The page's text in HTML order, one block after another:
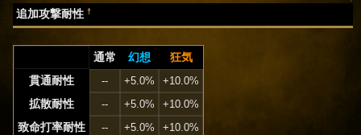
追加攻撃耐性†
通常 幻想
狂気
貫通耐性
-- +5.0% +10.0%
拡散耐性 -- +5.0% +10.0%
致命打率耐性 -- +5.0% +10.0%